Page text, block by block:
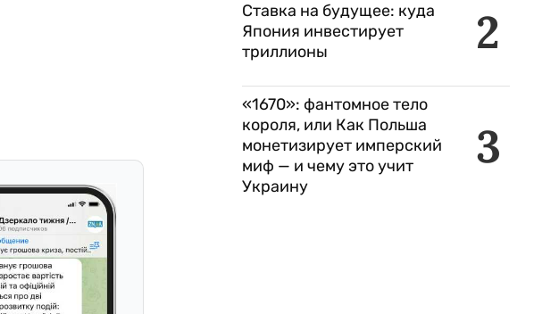
2
Ставка на будущее: куда
Япония инвестирует
триллионы
3
«1670»: фантомное тело
короля, или Как Польша
монетизирует имперский
миф — и чему это учит
Украину